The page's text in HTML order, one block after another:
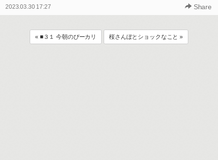
2023.03.30 17:27 Share
« ■３１ 今朝のぴーカリ 桜さんぽとショックなこと »